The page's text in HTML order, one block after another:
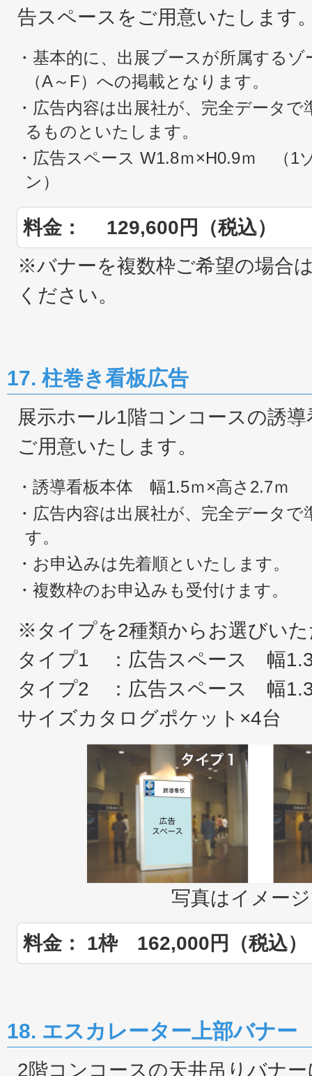
告スペースをご用意いたします
・基本的に、出展ブースが所属するゾ
（A～F）への掲載となります。
・広告内容は出展社が、完全データで
るものといたします。
・広告スペース W1.8ｍ×H0.9ｍ （1
ン）
料金： 129,600円（税込）
※バナーを複数枠ご希望の場合
ください。
17. 柱巻き看板広告
展示ホール1階コンコースの誘
ご用意いたします。
・誘導看板本体 幅1.5ｍ×高さ2.7ｍ
・広告内容は出展社が、完全データ
す。
・お申込みは先着順といたします。
・複数枠のお申込みも受付けます。
※タイプを2種類からお選びい
タイプ1 ：広告スペース 幅
タイプ2 ：広告スペース 幅
サイズカタログポケット×4台
写真はイメー
料金： 1枠 162,000円（税込）
18. エスカレーター上部バナー
2階コンコースの天井吊りバナ